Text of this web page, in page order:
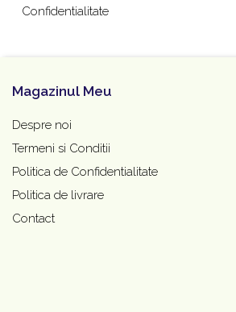
Confidentialitate
Magazinul Meu
Despre noi
Termeni si Conditii
Politica de Confidentialitate
Politica de livrare
Contact